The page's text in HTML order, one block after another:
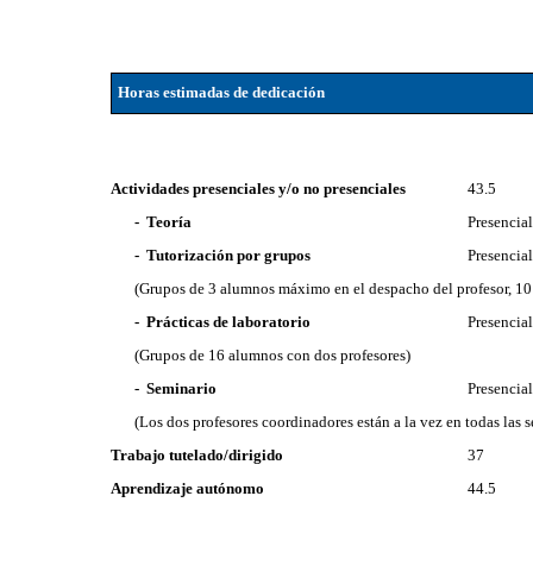
Horas estimadas de dedicación
Actividades presenciales y/o no presenciales
43.5
- Teoría
Presencial
- Tutorización por grupos
Presencial
(Grupos de 3 alumnos máximo en el despacho del profesor,
- Prácticas de laboratorio
Presencial
(Grupos de 16 alumnos con dos profesores)
- Seminario
Presencial
(Los dos profesores coordinadores están a la vez en todas las
Trabajo tutelado/dirigido
37
Aprendizaje autónomo
44.5